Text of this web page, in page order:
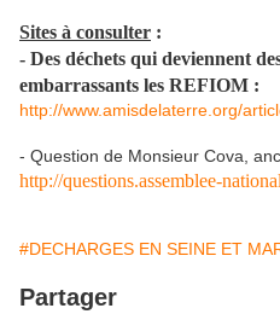
Sites à consulter :
- Des déchets qui deviennent
embarrassants les REFIOM :
http://www.amisdelaterre.org/
- Question de Monsieur Cova,
http://questions.assemblee-
#DECHARGES EN SEINE ET
Partager